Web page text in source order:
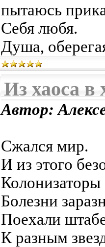
пытаюсь
Себя любя.
Душа,
Из хаоса в
Автор:
Сжался мир.
И из этого
Болезни
Поехали
К разным